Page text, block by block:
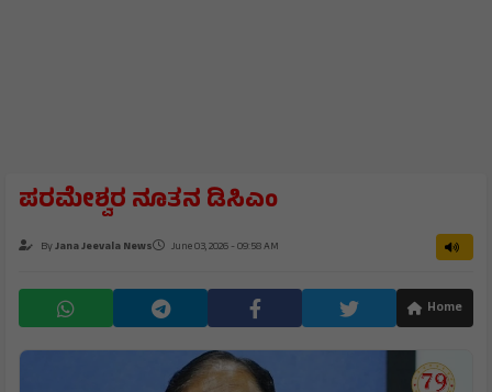
ಪರಮೇಶ್ವರ ನೂತನ ಡಿಸಿಎಂ
ByJana Jeevala News June 03, 2026 - 09:58 AM
Home